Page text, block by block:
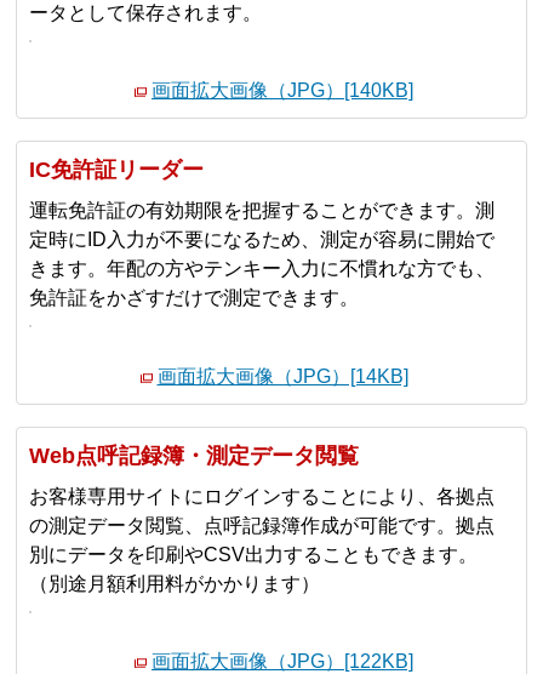
ータとして保存されます。
画面拡大画像（JPG）[140KB]
IC免許証リーダー
運転免許証の有効期限を把握することができます。測
定時にID入力が不要になるため、測定が容易に開始で
きます。年配の方やテンキー入力に不慣れな方でも、
免許証をかざすだけで測定できます。
画面拡大画像（JPG）[14KB]
Web点呼記録簿・測定データ閲覧
お客様専用サイトにログインすることにより、各拠点
の測定データ閲覧、点呼記録簿作成が可能です。拠点
別にデータを印刷やCSV出力することもできます。
（別途月額利用料がかかります）
画面拡大画像（JPG）[122KB]